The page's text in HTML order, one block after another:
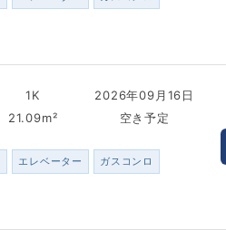
1K
21.09m²
2026年09月16日
空き予定
エレベーター ガスコンロ